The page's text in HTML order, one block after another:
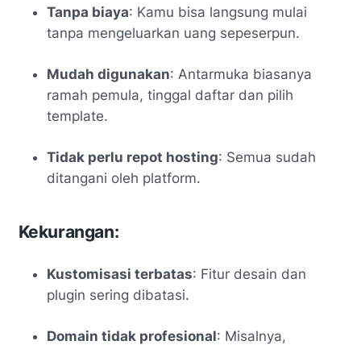
Tanpa biaya: Kamu bisa langsung mulai
tanpa mengeluarkan uang sepeserpun.
Mudah digunakan: Antarmuka biasanya
ramah pemula, tinggal daftar dan pilih
template.
Tidak perlu repot hosting: Semua sudah
ditangani oleh platform.
Kekurangan:
Kustomisasi terbatas: Fitur desain dan
plugin sering dibatasi.
Domain tidak profesional: Misalnya,